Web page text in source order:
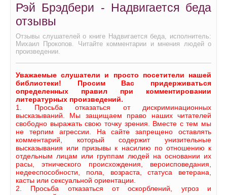
Рэй Брэдбери - Надвигается беда
отзывы
Отзывы слушателей о книге Надвигается беда, исполнитель:
Михаил Прокопов. Читайте комментарии и мнения людей о
произведении.
Уважаемые слушатели и просто посетители нашей
библиотеки! Просим Вас придерживаться
определенных правил при комментировании
литературных произведений.
1. Просьба отказаться от дискриминационных
высказываний. Мы защищаем право наших читателей
свободно выражать свою точку зрения. Вместе с тем мы
не терпим агрессии. На сайте запрещено оставлять
комментарий, который содержит унизительные
высказывания или призывы к насилию по отношению к
отдельным лицам или группам людей на основании их
расы, этнического происхождения, вероисповедания,
недееспособности, пола, возраста, статуса ветерана,
касты или сексуальной ориентации.
2. Просьба отказаться от оскорблений, угроз и